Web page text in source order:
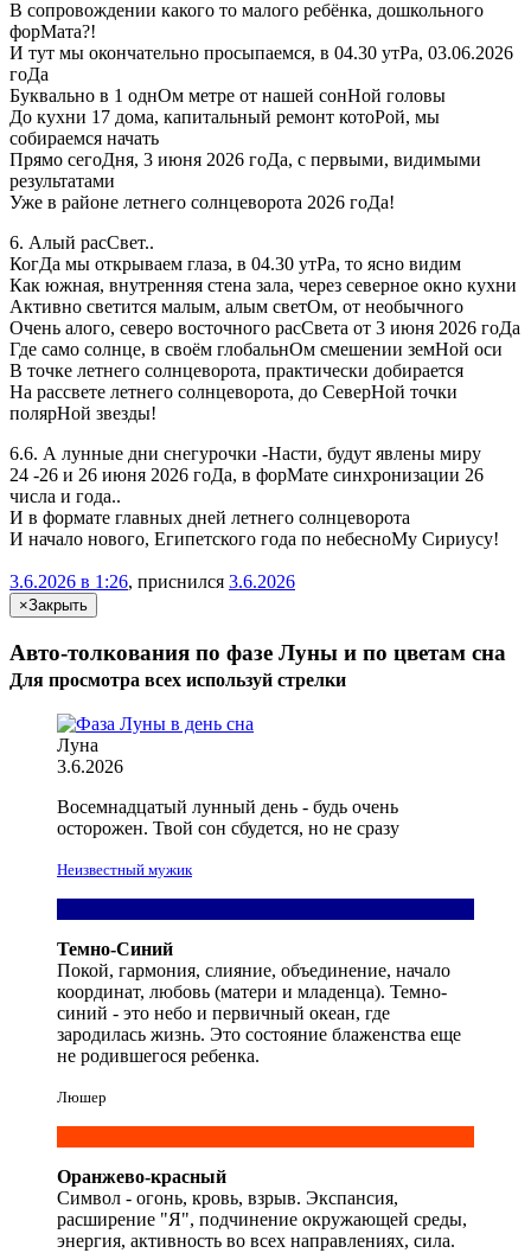
В сопровождении какого то малого ребёнка, дошкольного
форМата?!
И тут мы окончательно просыпаемся, в 04.30 утРа, 03.06.2026
гоДа
Буквально в 1 однОм метре от нашей сонНой головы
До кухни 17 дома, капитальный ремонт котоРой, мы
собираемся начать
Прямо сегоДня, 3 июня 2026 гоДа, с первыми, видимыми
результатами
Уже в районе летнего солнцеворота 2026 гоДа!
6. Алый расСвет..
КогДа мы открываем глаза, в 04.30 утРа, то ясно видим
Как южная, внутренняя стена зала, через северное окно кухни
Активно светится малым, алым светОм, от необычного
Очень алого, северо восточного расСвета от 3 июня 2026 гоДа
Где само солнце, в своём глобальнОм смешении земНой оси
В точке летнего солнцеворота, практически добирается
На рассвете летнего солнцеворота, до СеверНой точки
полярНой звезды!
6.6. А лунные дни снегурочки -Насти, будут явлены миру
24 -26 и 26 июня 2026 гоДа, в форМате синхронизации 26
числа и года..
И в формате главных дней летнего солнцеворота
И начало нового, Египетского года по небесноМу Сириусу!
3.6.2026 в 1:26, приснился 3.6.2026
×Закрыть
Авто-толкования по фазе Луны и по цветам сна
Для просмотра всех используй стрелки
Луна
3.6.2026
Восемнадцатый лунный день - будь очень
осторожен. Твой сон сбудется, но не сразу
Неизвестный мужик
Темно-Синий
Покой, гармония, слияние, объединение, начало
координат, любовь (матери и младенца). Темно-
синий - это небо и первичный океан, где
зародилась жизнь. Это состояние блаженства еще
не родившегося ребенка.
Люшер
Оранжево-красный
Символ - огонь, кровь, взрыв. Экспансия,
расширение "Я", подчинение окружающей среды,
энергия, активность во всех направлениях, сила.